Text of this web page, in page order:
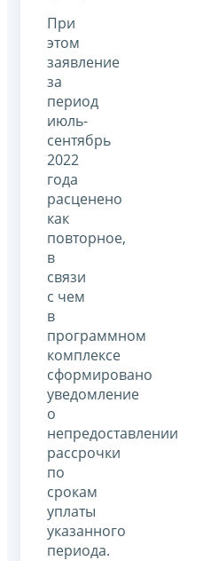
При
этом
заявление
за
период
июль-
сентябрь
2022
года
расценено
как
повторное,
в
связи
с чем
в
программном
комплексе
сформировано
уведомление
о
непредоставлении
рассрочки
по
срокам
уплаты
указанного
периода.